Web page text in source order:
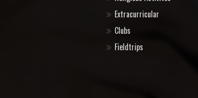
Extracurricular
Clubs
Fieldtrips